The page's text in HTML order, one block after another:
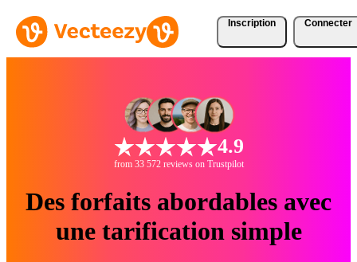
Inscription Connecter
4.9
from 33 572 reviews on Trustpilot
Des forfaits abordables avec
une tarification simple